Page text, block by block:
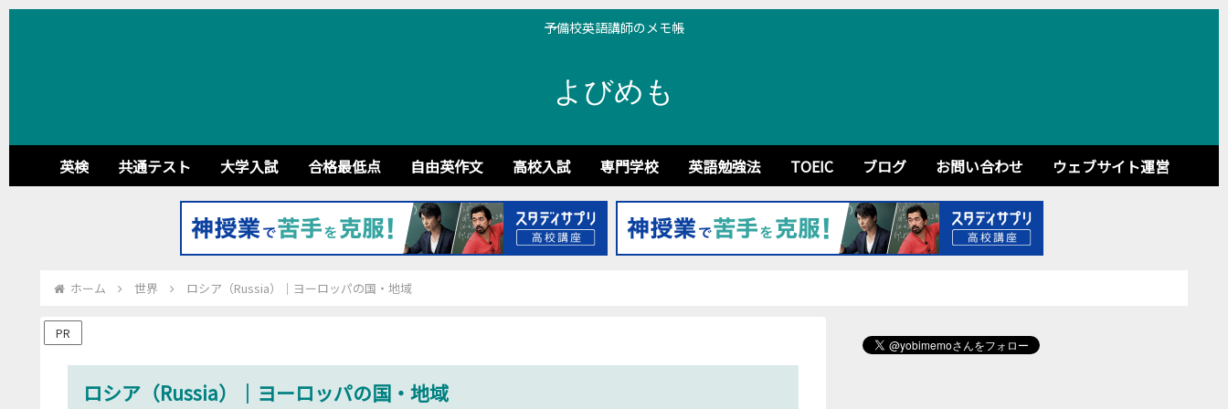
予備校英語講師のメモ帳
よびめも
英検 共通テスト 大学入試 合格最低点 自由英作文 高校入試 専門学校 英語勉強法 TOEIC ブログ お問い合わせ ウェブサイト運営
ホーム 世界 ロシア（Russia）｜ヨーロッパの国・地域
PR
ロシア（Russia）｜ヨーロッパの国・地域